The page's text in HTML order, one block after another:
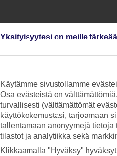
Yksityisyytesi on meille tärkeää
Käytämme sivustollamme
Osa evästeistä on
turvallisesti (välttämättömät
käyttökokemustasi, tarjoamaan
tallentamaan anonyymejä
tilastot ja analytiikka sekä
Klikkaamalla "Hyväksy"